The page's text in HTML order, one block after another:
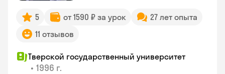
5 от 1590 ₽ за урок
27 лет опыта
11 отзывов
Тверской государственный университет
• 1996 г.